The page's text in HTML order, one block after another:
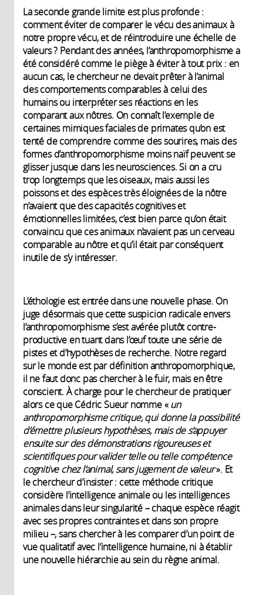
La seconde grande limite est plus profonde :
comment éviter de comparer le vécu des animaux à
notre propre vécu, et de réintroduire une échelle de
valeurs ? Pendant des années, l’anthropomorphisme a
été considéré comme le piège à éviter à tout prix : en
aucun cas, le chercheur ne devait prêter à l’animal
des comportements comparables à celui des
humains ou interpréter ses réactions en les
comparant aux nôtres. On connaît l’exemple de
certaines mimiques faciales de primates qu’on est
tenté de comprendre comme des sourires, mais des
formes d’anthropomorphisme moins naïf peuvent se
glisser jusque dans les neurosciences. Si on a cru
trop longtemps que les oiseaux, mais aussi les
poissons et des espèces très éloignées de la nôtre
n’avaient que des capacités cognitives et
émotionnelles limitées, c’est bien parce qu’on était
convaincu que ces animaux n’avaient pas un cerveau
comparable au nôtre et qu’il était par conséquent
inutile de s’y intéresser.
L’éthologie est entrée dans une nouvelle phase. On
juge désormais que cette suspicion radicale envers
l’anthropomorphisme s’est avérée plutôt contre-
productive en tuant dans l’œuf toute une série de
pistes et d’hypothèses de recherche. Notre regard
sur le monde est par définition anthropomorphique,
il ne faut donc pas chercher à le fuir, mais en être
conscient. À charge pour le chercheur de pratiquer
alors ce que Cédric Sueur nomme « un
anthropomorphisme critique, qui donne la possibilité
d’émettre plusieurs hypothèses, mais de s’appuyer
ensuite sur des démonstrations rigoureuses et
scientifiques pour valider telle ou telle compétence
cognitive chez l’animal, sans jugement de valeur». Et
le chercheur d’insister : cette méthode critique
considère l’intelligence animale ou les intelligences
animales dans leur singularité – chaque espèce réagit
avec ses propres contraintes et dans son propre
milieu –, sans chercher à les comparer d’un point de
vue qualitatif avec l’intelligence humaine, ni à établir
une nouvelle hiérarchie au sein du règne animal.